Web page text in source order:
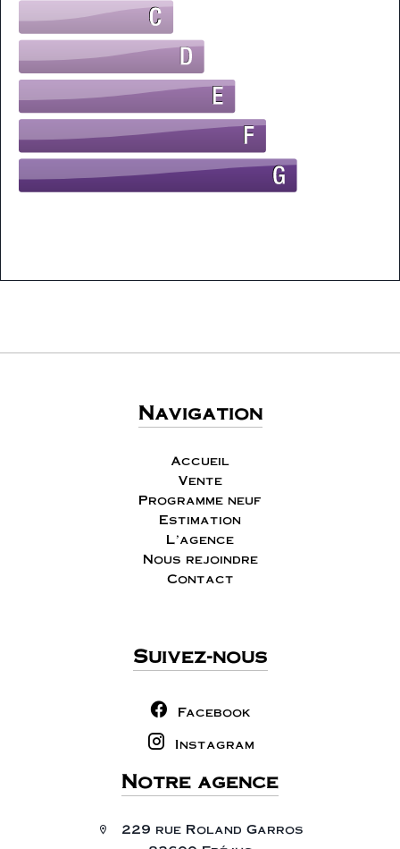
Navigation
Accueil
Vente
Programme neuf
Estimation
L'agence
Nous rejoindre
Contact
Suivez-nous
Facebook
Instagram
Notre agence
229 rue Roland Garros